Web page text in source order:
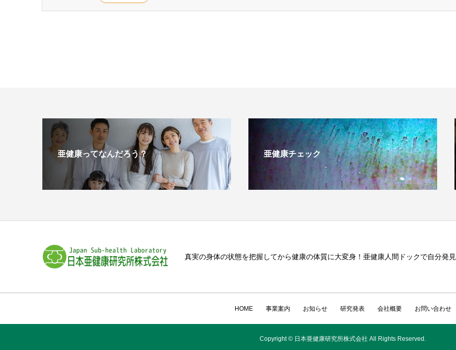
亜健康ってなんだろう？ 亜健康チェック
真実の身体の状態を把握してから健康の体質に大変身！亜健康人間ドックで自分発見
HOME 事業案内 お知らせ 研究発表 会社概要 お問い合わせ
Copyright © 日本亜健康研究所株式会社 All Rights Reserved.